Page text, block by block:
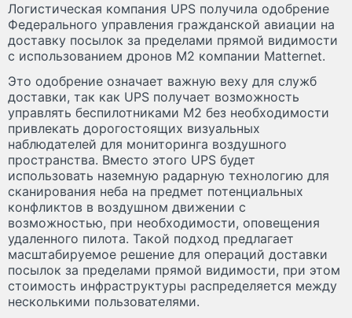
Логистическая компания UPS получила одобрение
Федерального управления гражданской авиации на
доставку посылок за пределами прямой видимости
с использованием дронов M2 компании Matternet.
Это одобрение означает важную веху для служб
доставки, так как UPS получает возможность
управлять беспилотниками M2 без необходимости
привлекать дорогостоящих визуальных
наблюдателей для мониторинга воздушного
пространства. Вместо этого UPS будет
использовать наземную радарную технологию для
сканирования неба на предмет потенциальных
конфликтов в воздушном движении с
возможностью, при необходимости, оповещения
удаленного пилота. Такой подход предлагает
масштабируемое решение для операций доставки
посылок за пределами прямой видимости, при этом
стоимость инфраструктуры распределяется между
несколькими пользователями.